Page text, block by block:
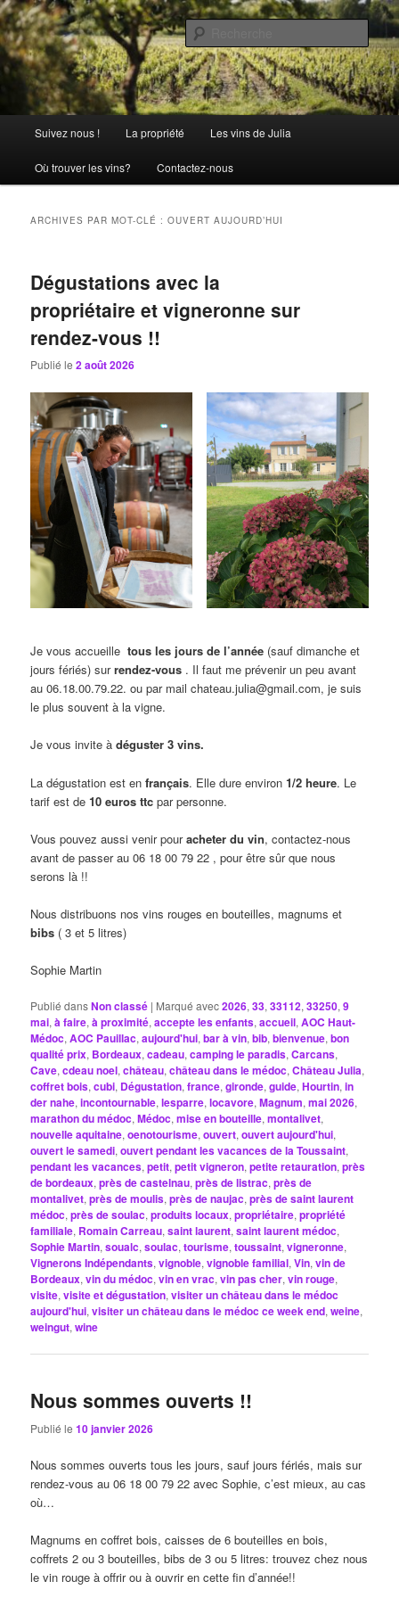
Aller
au
contenu
principal
Aller
au
contenu
secondaireChâteau Julia
La passion comme tradition
principal
Suivez nous ! La propriété Les vins de Julia
Où trouver les vins? Contactez-nous
ARCHIVES PAR MOT-CLÉ :OUVERT AUJOURD’HUI
Dégustations avec la
propriétaire et vigneronne sur
rendez-vous !!
Publié le2 août 2026
Je vous accueille tous les jours de l’année (sauf dimanche et
jours fériés) surrendez-vous . Il faut me prévenir un peu avant
au 06.18.00.79.22. ou par mail chateau.julia@gmail.com, je suis
le plus souvent à la vigne.
Je vous invite àdéguster 3 vins.
La dégustation est enfrançais. Elle dure environ1/2 heure. Le
tarif est de10 euros ttcpar personne.
Vous pouvez aussi venir pouracheter du vin, contactez-nous
avant de passer au 06 18 00 79 22 , pour être sûr que nous
serons là !!
Nous distribuons nos vins rouges en bouteilles, magnums et
bibs ( 3 et 5 litres)
Sophie Martin
Publié dansNon classé | Marqué avec2026,33,33112,33250,9
mai,à faire,à proximité,accepte les enfants,accueil,AOC Haut-
Médoc,AOC Pauillac,aujourd'hui,bar à vin,bib,bienvenue,bon
qualité prix, Bordeaux,cadeau,camping le paradis,Carcans,
Cave,cdeau noel,château,château dans le médoc,Château Julia,
coffret bois,cubi, Dégustation,france,gironde,guide,Hourtin,in
der nahe,incontournable,lesparre,locavore,Magnum,mai 2026,
marathon du médoc,Médoc,mise en bouteille,montalivet,
nouvelle aquitaine,oenotourisme,ouvert,ouvert aujourd'hui,
ouvert le samedi,ouvert pendant les vacances de la Toussaint,
pendant les vacances,petit,petit vigneron,petite retauration,près
de bordeaux,près de castelnau,près de listrac,près de
montalivet,près de moulis,près de naujac,près de saint laurent
médoc,près de soulac,produits locaux,propriétaire,propriété
familiale, Romain Carreau,saint laurent,saint laurent médoc,
Sophie Martin,soualc,soulac,tourisme,toussaint,vigneronne,
Vignerons Indépendants,vignoble,vignoble familial,Vin,vin de
Bordeaux,vin du médoc,vin en vrac,vin pas cher,vin rouge,
visite,visite et dégustation,visiter un château dans le médoc
aujourd'hui,visiter un château dans le médoc ce week end,weine,
weingut,wine
Nous sommes ouverts !!
Publié le10 janvier 2026
Nous sommes ouverts tous les jours, sauf jours fériés, mais sur
rendez-vous au 06 18 00 79 22 avec Sophie, c’est mieux, au cas
où…
Magnums en coffret bois, caisses de 6 bouteilles en bois,
coffrets 2 ou 3 bouteilles, bibs de 3 ou 5 litres: trouvez chez nous
le vin rouge à offrir ou à ouvrir en cette fin d’année!!